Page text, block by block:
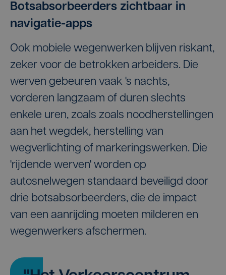
Botsabsorbeerders zichtbaar in
navigatie-apps
Ook mobiele wegenwerken blijven riskant,
zeker voor de betrokken arbeiders. Die
werven gebeuren vaak 's nachts,
vorderen langzaam of duren slechts
enkele uren, zoals zoals noodherstellingen
aan het wegdek, herstelling van
wegverlichting of markeringswerken. Die
'rijdende werven' worden op
autosnelwegen standaard beveiligd door
drie botsabsorbeerders, die de impact
van een aanrijding moeten milderen en
wegenwerkers afschermen.